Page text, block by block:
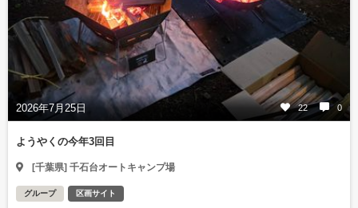
2026年7月25日 22 0
ようやくの今年3回目
[千葉県] 千石台オートキャンプ場
グループ 区画サイト